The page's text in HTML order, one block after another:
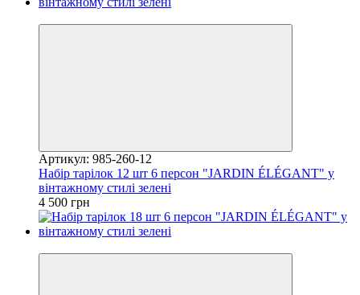
Артикул: 985-260-12
Набір тарілок 12 шт 6 персон "JARDIN ÉLÉGANT" у
вінтажному стилі зелені
4 500 грн